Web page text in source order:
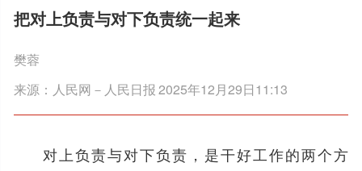
把对上负责与对下负责统一起来
樊蓉
来源： 人民网－人民日报2025年12月29日11:13
对上负责与对下负责，是干好工作的两个方